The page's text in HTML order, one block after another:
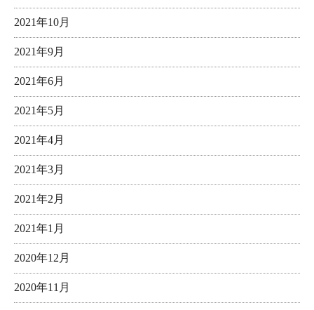
2021年10月
2021年9月
2021年6月
2021年5月
2021年4月
2021年3月
2021年2月
2021年1月
2020年12月
2020年11月